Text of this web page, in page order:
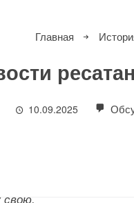
Главная
10.09.2025
свою,